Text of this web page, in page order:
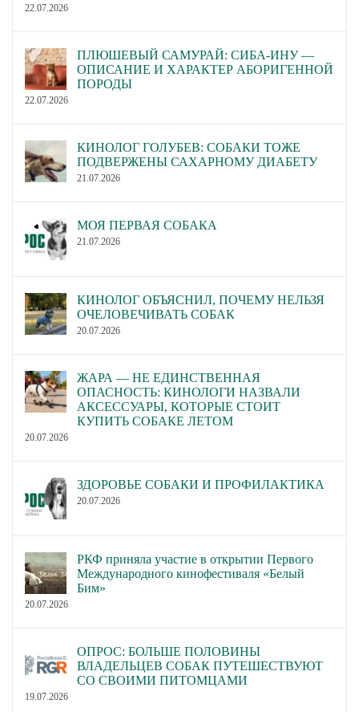
22.07.2026
ПЛЮШЕВЫЙ САМУРАЙ: СИБА-ИНУ —
ОПИСАНИЕ И ХАРАКТЕР АБОРИГЕННОЙ
ПОРОДЫ
22.07.2026
КИНОЛОГ ГОЛУБЕВ: СОБАКИ ТОЖЕ
ПОДВЕРЖЕНЫ САХАРНОМУ ДИАБЕТУ
21.07.2026
МОЯ ПЕРВАЯ СОБАКА
21.07.2026
КИНОЛОГ ОБЪЯСНИЛ, ПОЧЕМУ НЕЛЬЗЯ
ОЧЕЛОВЕЧИВАТЬ СОБАК
20.07.2026
ЖАРА — НЕ ЕДИНСТВЕННАЯ
ОПАСНОСТЬ: КИНОЛОГИ НАЗВАЛИ
АКСЕССУАРЫ, КОТОРЫЕ СТОИТ
КУПИТЬ СОБАКЕ ЛЕТОМ
20.07.2026
ЗДОРОВЬЕ СОБАКИ И ПРОФИЛАКТИКА
20.07.2026
РКФ приняла участие в открытии Первого
Международного кинофестиваля «Белый
Бим»
20.07.2026
ОПРОС: БОЛЬШЕ ПОЛОВИНЫ
ВЛАДЕЛЬЦЕВ СОБАК ПУТЕШЕСТВУЮТ
СО СВОИМИ ПИТОМЦАМИ
19.07.2026